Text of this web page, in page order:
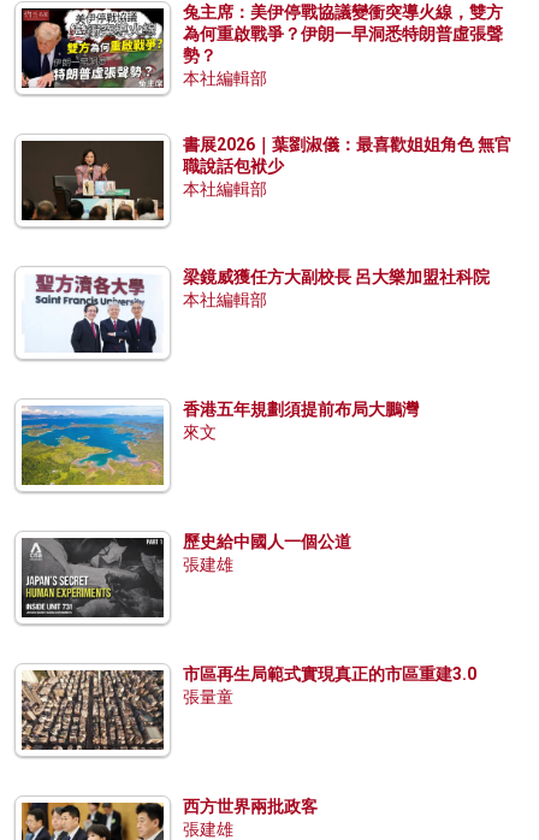
兔主席：美伊停戰協議變衝突導火線，雙方
為何重啟戰爭？伊朗一早洞悉特朗普虛張聲
勢？
本社編輯部
書展2026｜葉劉淑儀：最喜歡姐姐角色 無官
職說話包袱少
本社編輯部
梁鏡威獲任方大副校長 呂大樂加盟社科院
本社編輯部
香港五年規劃須提前布局大鵬灣
來文
歷史給中國人一個公道
張建雄
市區再生局範式實現真正的市區重建3.0
張量童
西方世界兩批政客
張建雄